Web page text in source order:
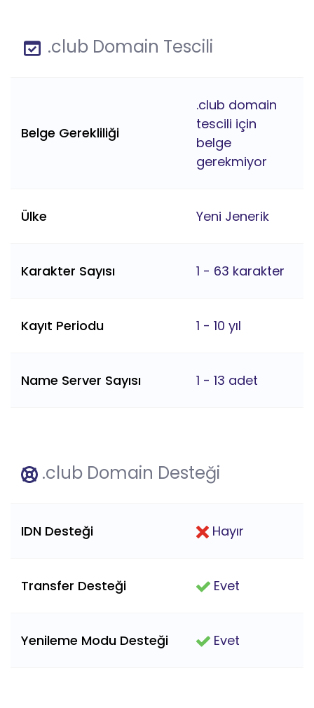
.club Domain Tescili
Belge Gerekliliği
.club domain
tescili için
belge
gerekmiyor
Ülke Yeni Jenerik
Karakter Sayısı 1 - 63 karakter
Kayıt Periodu 1 - 10 yıl
Name Server Sayısı 1 - 13 adet
.club Domain Desteği
IDN Desteği Hayır
Transfer Desteği Evet
Yenileme Modu Desteği Evet